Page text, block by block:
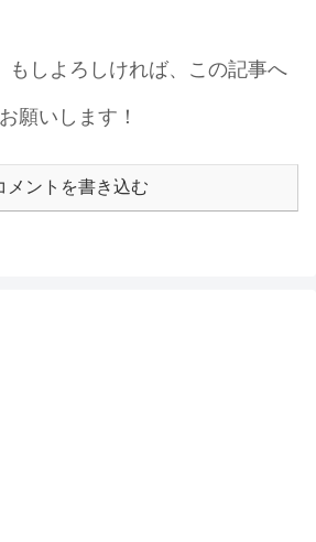
もしよろしければ、この記事へ
願いします！
メントを書き込む